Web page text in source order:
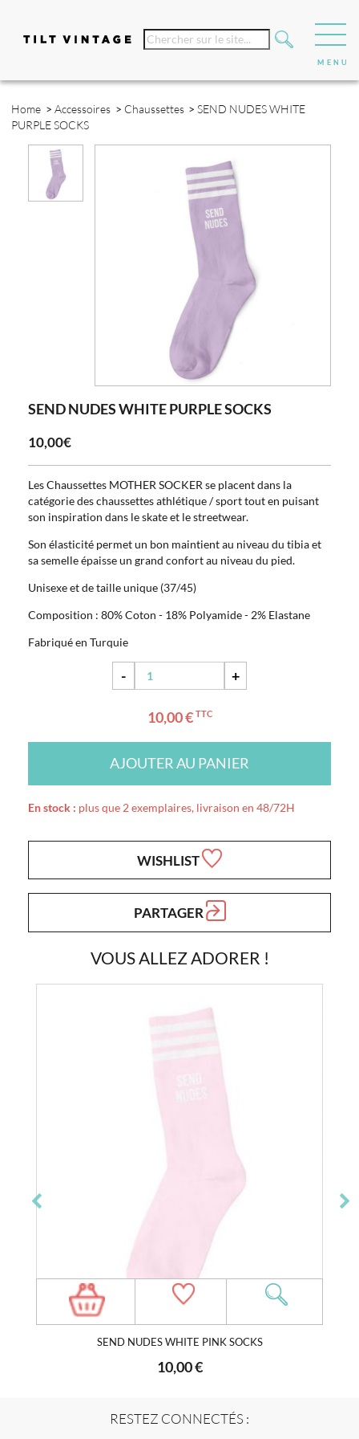
Home > Accessoires > Chaussettes >SEND NUDES WHITE
PURPLE SOCKS
SEND NUDES WHITE PURPLE SOCKS
10,00€
Les Chaussettes MOTHER SOCKER se placent dans la
catégorie des chaussettes athlétique / sport tout en puisant
son inspiration dans le skate et le streetwear.
Son élasticité permet un bon maintient au niveau du tibia et
sa semelle épaisse un grand confort au niveau du pied.
Unisexe et de taille unique (37/45)
Composition : 80% Coton - 18% Polyamide - 2% Elastane
Fabriqué en Turquie
- +
10,00 € TTC
AJOUTER AU PANIER
En stock : plus que 2 exemplaires, livraison en 48/72H
WISHLIST
PARTAGER
VOUS ALLEZ ADORER !
SEND NUDES WHITE PINK SOCKS
10,00 €
RESTEZ CONNECTÉS :